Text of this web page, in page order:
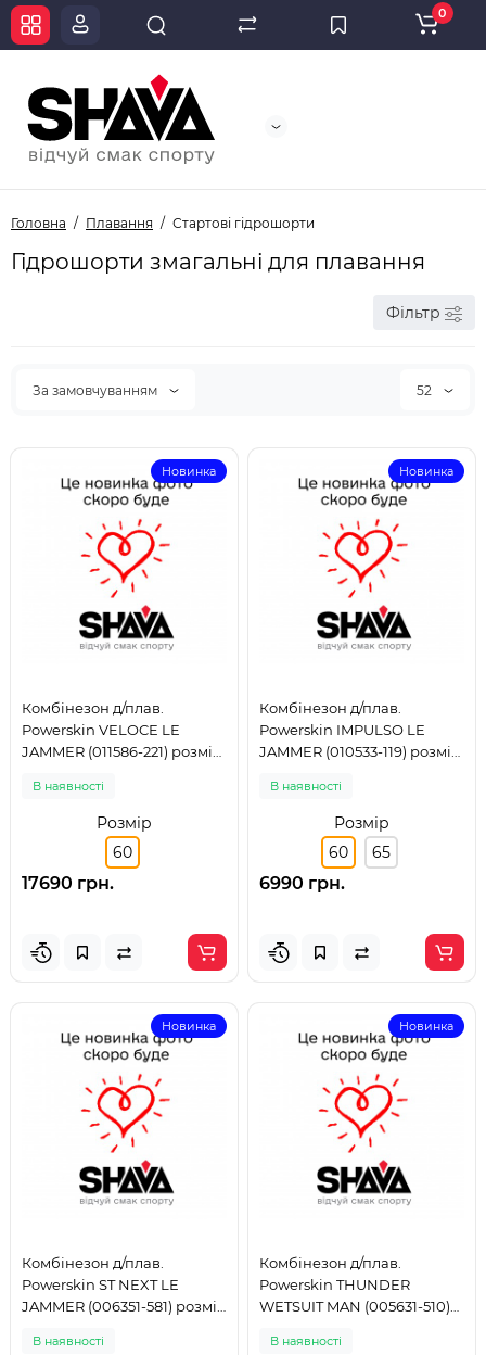
0
Головна Плавання Стартові гідрошорти
Гідрошорти змагальні для плавання
Фільтр
За замовчуванням 52
Новинка
Комбінезон д/плав.
Powerskin VELOCE LE
JAMMER (011586-221) розмір
В наявності
Розмір
60
17690 грн.
Новинка
Комбінезон д/плав.
Powerskin IMPULSO LE
JAMMER (010533-119) розмір
В наявності
Розмір
60
65
6990 грн.
Новинка
Комбінезон д/плав.
Powerskin ST NEXT LE
JAMMER (006351-581) розмір
В наявності
Новинка
Комбінезон д/плав.
Powerskin THUNDER
WETSUIT MAN (005631-510)
В наявності